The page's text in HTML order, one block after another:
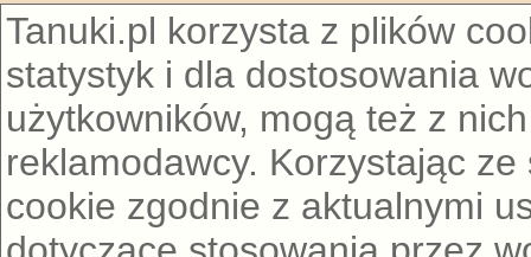
Tanuki.pl korzysta z plików
statystyk i dla dostosowania
użytkowników, mogą też z
reklamodawcy. Korzystając
cookie zgodnie z aktualnymi